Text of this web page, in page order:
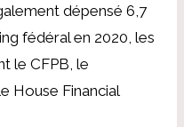
dépensé 6,7
fédéral en 2020, les
le CFPB, le
House Financial